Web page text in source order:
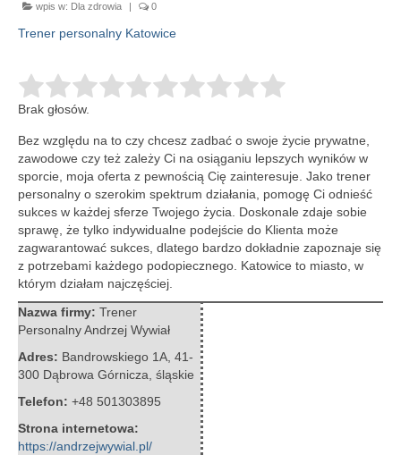
wpis w: Dla zdrowia | 0
Trener personalny Katowice
Brak głosów.
Bez względu na to czy chcesz zadbać o swoje życie prywatne,
zawodowe czy też zależy Ci na osiąganiu lepszych wyników w
sporcie, moja oferta z pewnością Cię zainteresuje. Jako trener
personalny o szerokim spektrum działania, pomogę Ci odnieść
sukces w każdej sferze Twojego życia. Doskonale zdaje sobie
sprawę, że tylko indywidualne podejście do Klienta może
zagwarantować sukces, dlatego bardzo dokładnie zapoznaje się
z potrzebami każdego podopiecznego. Katowice to miasto, w
którym działam najczęściej.
Nazwa firmy: Trener
Personalny Andrzej Wywiał
Adres: Bandrowskiego 1A 41-
300 Dąbrowa Górnicza śląskie
Telefon: +48 501303895
Strona internetowa:
https://andrzejwywial.pl/